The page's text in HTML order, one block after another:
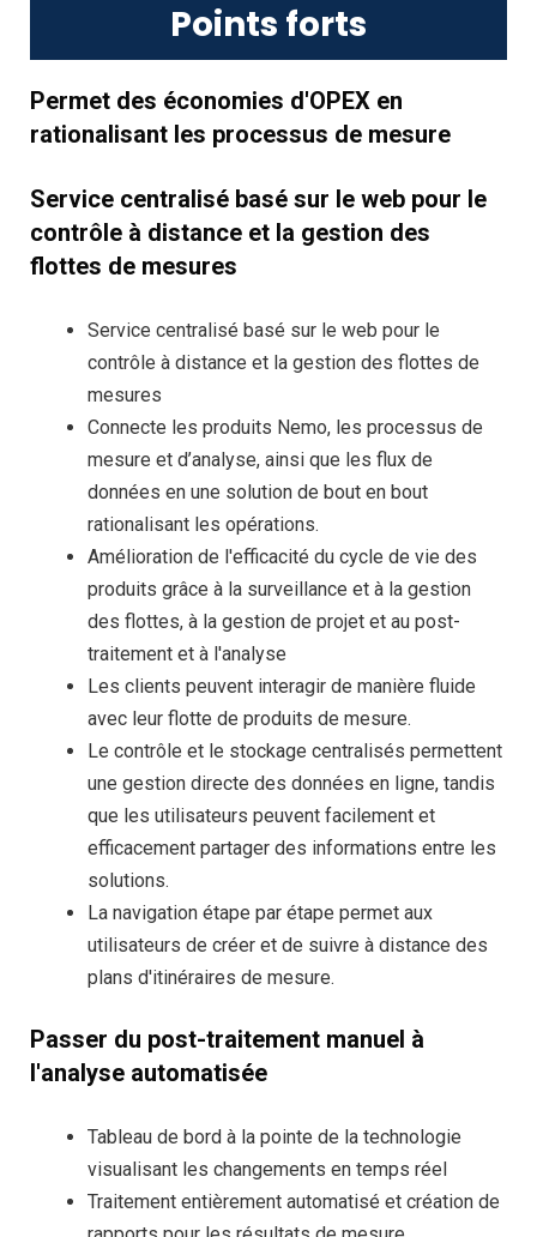
Points forts
Permet des économies d'OPEX en
rationalisant les processus de mesure
Service centralisé basé sur le web pour le
contrôle à distance et la gestion des
flottes de mesures
Service centralisé basé sur le web pour le
contrôle à distance et la gestion des flottes de
mesures
Connecte les produits Nemo, les processus de
mesure et d’analyse, ainsi que les flux de
données en une solution de bout en bout
rationalisant les opérations.
Amélioration de l'efficacité du cycle de vie des
produits grâce à la surveillance et à la gestion
des flottes, à la gestion de projet et au post-
traitement et à l'analyse
Les clients peuvent interagir de manière fluide
avec leur flotte de produits de mesure.
Le contrôle et le stockage centralisés permettent
une gestion directe des données en ligne, tandis
que les utilisateurs peuvent facilement et
efficacement partager des informations entre les
solutions.
La navigation étape par étape permet aux
utilisateurs de créer et de suivre à distance des
plans d'itinéraires de mesure.
Passer du post-traitement manuel à
l'analyse automatisée
Tableau de bord à la pointe de la technologie
visualisant les changements en temps réel
Traitement entièrement automatisé et création de